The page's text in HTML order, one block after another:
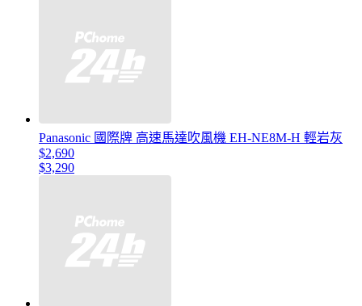
Panasonic 國際牌 高速馬達吹風機 EH-NE8M-H 輕岩灰
$2,690
$3,290